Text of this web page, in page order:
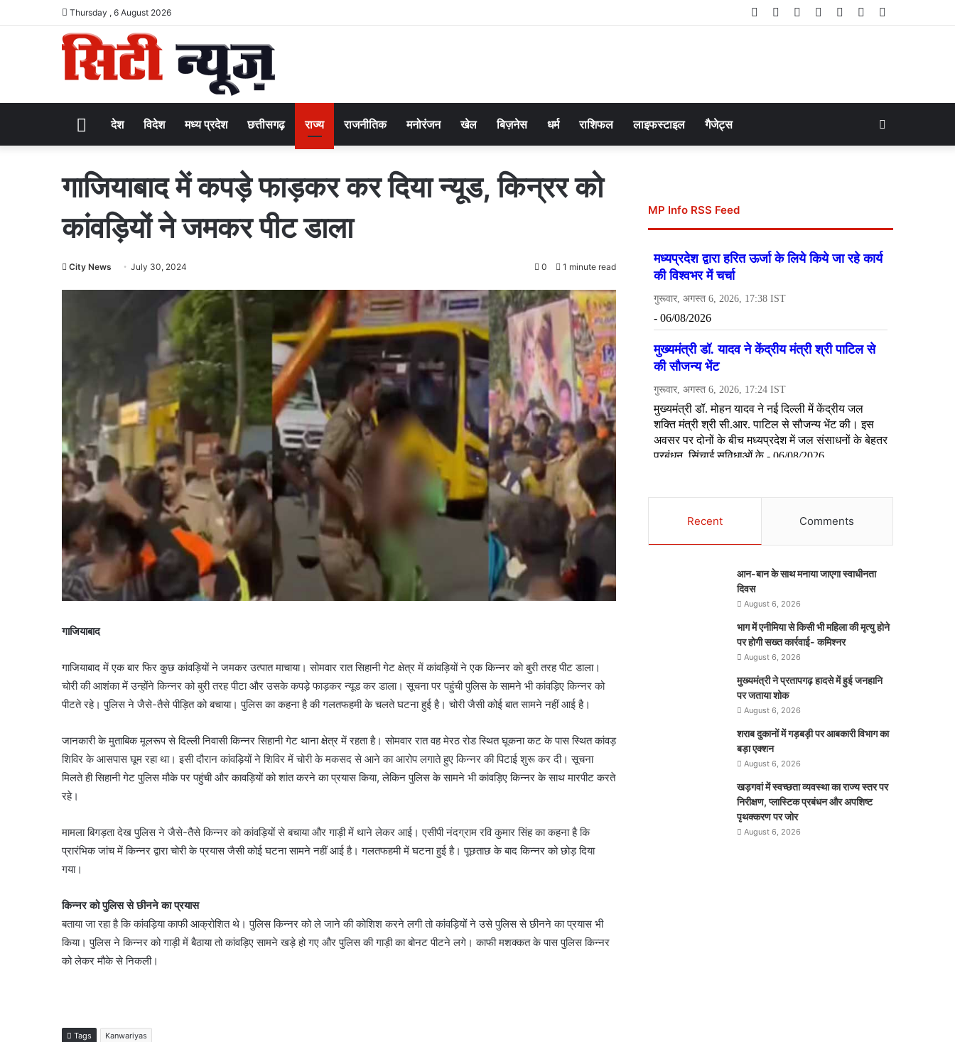
Thursday , 6 August 2026 Telegram
Instagram
YouTube
LinkedIn
Twitter
Facebook
Homeदेश विदेश मध्य प्रदेश छत्तीसगढ़ राज्य राजनीतिक मनोरंजन खेल बिज़नेस धर्म राशिफल लाइफस्टाइल गैजेट्स
गाजियाबाद में कपड़े फाड़कर कर दिया न्यूड, किन्रर को
कांवड़ियों ने जमकर पीट डाला
City News July 30, 2024 0 1 minute read
गाजियाबाद
गाजियाबाद में एक बार फिर कुछ कांवड़ियों ने जमकर उत्पात माचाया। सोमवार रात सिहानी गेट क्षेत्र में कांवड़ियों ने एक किन्नर को बुरी तरह पीट डाला।
चोरी की आशंका में उन्होंने किन्नर को बुरी तरह पीटा और उसके कपड़े फाड़कर न्यूड कर डाला। सूचना पर पहुंची पुलिस के सामने भी कांवड़िए किन्नर को
पीटते रहे। पुलिस ने जैसे-तैसे पीड़ित को बचाया। पुलिस का कहना है की गलतफहमी के चलते घटना हुई है। चोरी जैसी कोई बात सामने नहीं आई है।
जानकारी के मुताबिक मूलरूप से दिल्ली निवासी किन्नर सिहानी गेट थाना क्षेत्र में रहता है। सोमवार रात वह मेरठ रोड स्थित घूकना कट के पास स्थित कांवड़
शिविर के आसपास घूम रहा था। इसी दौरान कांवड़ियों ने शिविर में चोरी के मकसद से आने का आरोप लगाते हुए किन्नर की पिटाई शुरू कर दी। सूचना
मिलते ही सिहानी गेट पुलिस मौके पर पहुंची और कावड़ियों को शांत करने का प्रयास किया, लेकिन पुलिस के सामने भी कांवड़िए किन्नर के साथ मारपीट करते
रहे।
मामला बिगड़ता देख पुलिस ने जैसे-तैसे किन्नर को कांवड़ियों से बचाया और गाड़ी में थाने लेकर आई। एसीपी नंदग्राम रवि कुमार सिंह का कहना है कि
प्रारंभिक जांच में किन्नर द्वारा चोरी के प्रयास जैसी कोई घटना सामने नहीं आई है। गलतफहमी में घटना हुई है। पूछताछ के बाद किन्नर को छोड़ दिया
गया।
किन्नर को पुलिस से छीनने का प्रयास
बताया जा रहा है कि कांवड़िया काफी आक्रोशित थे। पुलिस किन्नर को ले जाने की कोशिश करने लगी तो कांवड़ियों ने उसे पुलिस से छीनने का प्रयास भी
किया। पुलिस ने किन्नर को गाड़ी में बैठाया तो कांवड़िए सामने खड़े हो गए और पुलिस की गाड़ी का बोनट पीटने लगे। काफी मशक्कत के पास पुलिस किन्नर
को लेकर मौके से निकली।
Tags Kanwariyas
MP Info RSS Feed
Recent Comments
आन-बान के साथ मनाया जाएगा स्वाधीनता
दिवस
August 6, 2026
भाग में एनीमिया से किसी भी महिला की मृत्यु होने
पर होगी सख्त कार्रवाई- कमिश्नर
August 6, 2026
मुख्यमंत्री ने प्रतापगढ़ हादसे में हुई जनहानि
पर जताया शोक
August 6, 2026
शराब दुकानों में गड़बड़ी पर आबकारी विभाग का
बड़ा एक्शन
August 6, 2026
खड़गवां में स्वच्छता व्यवस्था का राज्य स्तर पर
निरीक्षण, प्लास्टिक प्रबंधन और अपशिष्ट
पृथक्करण पर जोर
August 6, 2026